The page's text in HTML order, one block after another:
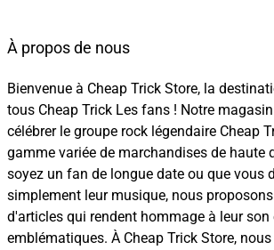
À propos de nous
Bienvenue à Cheap Trick Store, la
tous Cheap Trick Les fans ! Notre
célébrer le groupe rock légendaire Cheap
gamme variée de marchandises de haute
soyez un fan de longue date ou que vous
simplement leur musique, nous
d'articles qui rendent hommage à leur son
emblématiques. À Cheap Trick Store,